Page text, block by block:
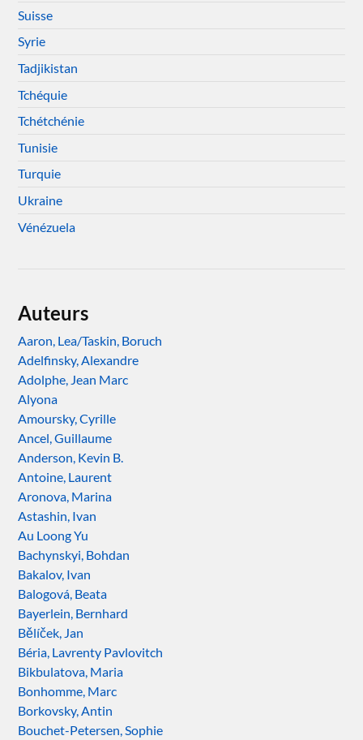
Suisse
Syrie
Tadjikistan
Tchéquie
Tchétchénie
Tunisie
Turquie
Ukraine
Vénézuela
Auteurs
Aaron, Lea/Taskin, Boruch
Adelfinsky, Alexandre
Adolphe, Jean Marc
Alyona
Amoursky, Cyrille
Ancel, Guillaume
Anderson, Kevin B.
Antoine, Laurent
Aronova, Marina
Astashin, Ivan
Au Loong Yu
Bachynskyi, Bohdan
Bakalov, Ivan
Balogová, Beata
Bayerlein, Bernhard
Bělíček, Jan
Béria, Lavrenty Pavlovitch
Bikbulatova, Maria
Bonhomme, Marc
Borkovsky, Antin
Bouchet-Petersen, Sophie